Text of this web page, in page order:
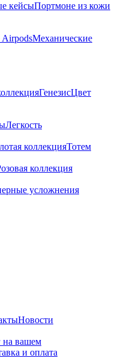
кейсыПортмоне из кожи
AirpodsМеханические
ГенезисЦвет
Легкость
коллекцияТотем
коллекция
усложнения
Новости
вашем
и оплата